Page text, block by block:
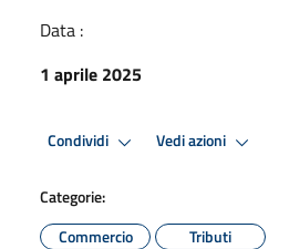
Data :
1 aprile 2025
Condividi Vedi azioni
Categorie:
Commercio
Tributi